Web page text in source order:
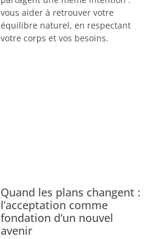
vous aider à retrouver votre
équilibre naturel, en respectant
votre corps et vos besoins.
Quand les plans changent :
l’acceptation comme
fondation d’un nouvel
avenir